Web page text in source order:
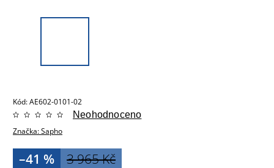
Kód:AE602-0101-02
Značka:Sapho
Neohodnoceno
3 965 Kč
–41 %